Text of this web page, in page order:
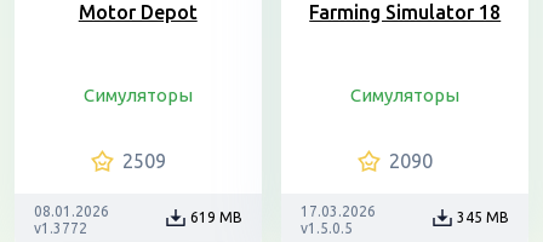
Motor Depot
Симуляторы
2509
08.01.2026
v1.3772
619 MB
Farming Simulator 18
Симуляторы
2090
17.03.2026
v1.5.0.5
345 MB